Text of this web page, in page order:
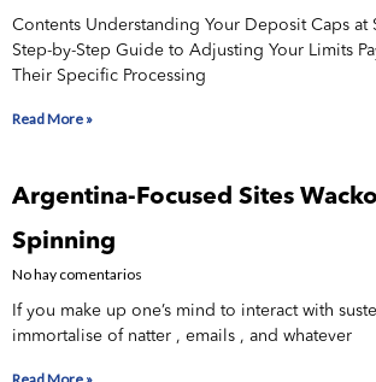
Contents Understanding Your Deposit Caps at
Step-by-Step Guide to Adjusting Your Limits
Their Specific Processing
Read More »
Argentina-Focused Sites
Spinning
No hay comentarios
If you make up one’s mind to interact with
immortalise of natter , emails , and whatever